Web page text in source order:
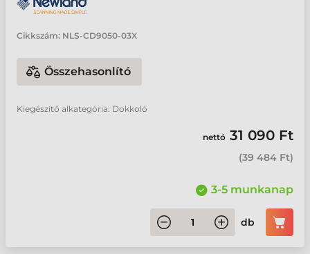
Cikkszám: NLS-CD9050-03X
Összehasonlító
Kiegészítő alkategória: Dokkoló
nettó 31 090 Ft
(39 484 Ft)
3-5 munkanap
db